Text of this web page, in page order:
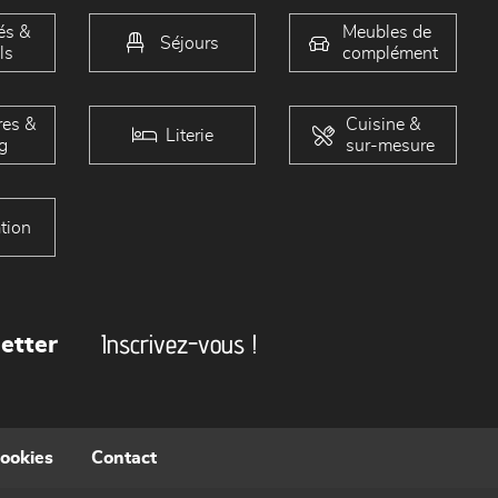
&
Séjours
Meubles de
complément
&
Literie
Cuisine &
sur-mesure
Inscrivez-vous !
Contact